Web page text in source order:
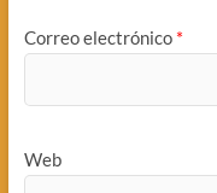
Correo electrónico *
Web